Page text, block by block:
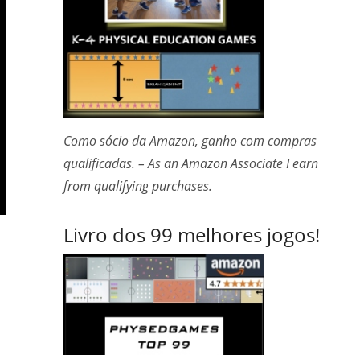
Como sócio da Amazon, ganho com compras
qualificadas. – As an Amazon Associate I earn
from qualifying purchases.
Livro dos 99 melhores jogos!